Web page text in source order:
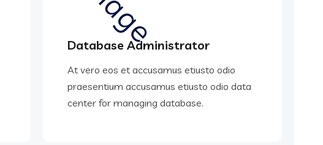
Database Administrator
At vero eos et accusamus etiusto odio
praesentium accusamus etiusto odio data
center for managing database.